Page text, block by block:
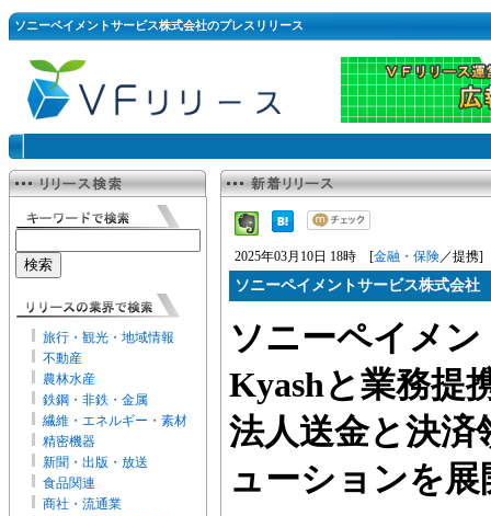
ソニーペイメントサービス株式会社のプレスリリース
旅行・観光・地域情報
不動産
農林水産
鉄鋼・非鉄・金属
繊維・エネルギー・素材
精密機器
新聞・出版・放送
食品関連
商社・流通業
2025年03月10日 18時 [金融・保険／提携]
ソニーペイメントサービス株式会社
ソニーペイメ
Kyashと業務
法人送金と決済
ューションを展